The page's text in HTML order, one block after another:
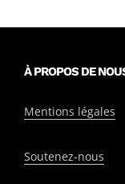
À PROPOS DE
Mentions légales
Soutenez-nous